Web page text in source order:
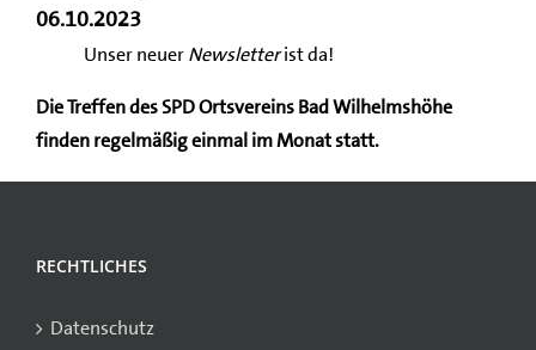
06.10.2023
Unser neuerNewsletterist da!
Die Treffen des SPD Ortsvereins Bad Wilhelmshöhe
finden regelmäßig einmal im Monat statt.
RECHTLICHES
Datenschutz